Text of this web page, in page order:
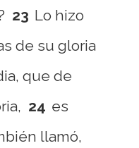
23 Lo hizo
de su gloria
que de
24 es
llamó,